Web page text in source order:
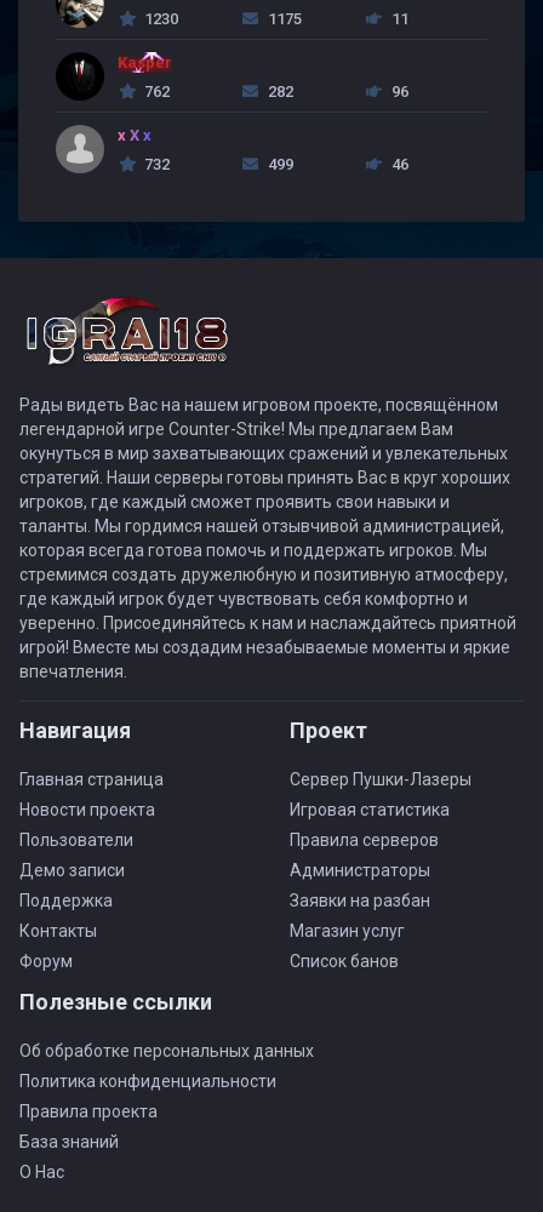
1230
1175 11
Kasper
762
282 96
x X x
732
499 46
Рады видеть Вас на нашем игровом проекте, посвящённом
легендарной игре Counter-Strike! Мы предлагаем Вам
окунуться в мир захватывающих сражений и увлекательных
стратегий. Наши серверы готовы принять Вас в круг хороших
игроков, где каждый сможет проявить свои навыки и
таланты. Мы гордимся нашей отзывчивой администрацией,
которая всегда готова помочь и поддержать игроков. Мы
стремимся создать дружелюбную и позитивную атмосферу,
где каждый игрок будет чувствовать себя комфортно и
уверенно. Присоединяйтесь к нам и наслаждайтесь приятной
игрой! Вместе мы создадим незабываемые моменты и яркие
впечатления.
Навигация
Главная страница
Новости проекта
Пользователи
Демо записи
Поддержка
Контакты
Форум
Проект
Сервер Пушки-Лазеры
Игровая статистика
Правила серверов
Администраторы
Заявки на разбан
Магазин услуг
Список банов
Полезные ссылки
Об обработке персональных данных
Политика конфиденциальности
Правила проекта
База знаний
О Нас